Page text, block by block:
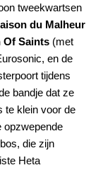
tweekwartsen
du Malheur
Of Saints (met
en de
tijdens
bandje dat ze
te klein voor de
opzwepende
die zijn
Heta